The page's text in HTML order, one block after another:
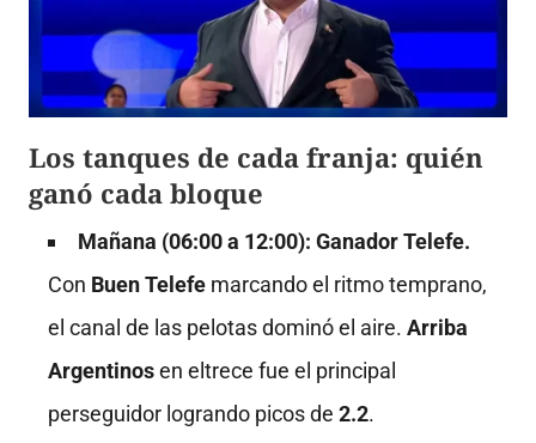
Los tanques de cada franja: quién
ganó cada bloque
Mañana (06:00 a 12:00): Ganador Telefe.
Con Buen Telefe marcando el ritmo temprano,
el canal de las pelotas dominó el aire. Arriba
Argentinosen eltrece fue el principal
perseguidor logrando picos de 2.2.